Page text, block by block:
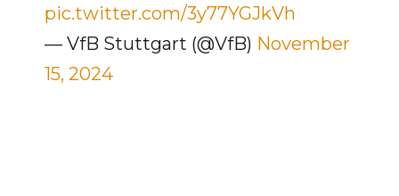
pic.twitter.com/3y77YGJkVh
— VfB Stuttgart (@VfB) November
15, 2024